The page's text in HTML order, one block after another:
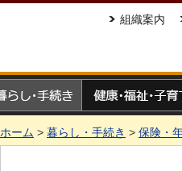
組織案内
ホーム > 暮らし・手続き > 保険・